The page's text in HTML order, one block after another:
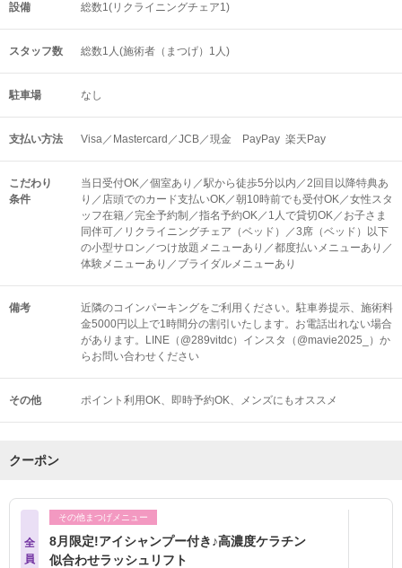
設備 総数1(リクライニングチェア1)
スタッフ数 総数1人(施術者（まつげ）1人)
駐車場 なし
支払い方法 Visa／Mastercard／JCB／現金 PayPay 楽天Pay
こだわり
条件
当日受付OK／個室あり／駅から徒歩5分以内／2回目以降特典あ
り／店頭でのカード支払いOK／朝10時前でも受付OK／女性スタ
ッフ在籍／完全予約制／指名予約OK／1人で貸切OK／お子さま
同伴可／リクライニングチェア（ベッド）／3席（ベッド）以下
の小型サロン／つけ放題メニューあり／都度払いメニューあり／
体験メニューあり／ブライダルメニューあり
備考
近隣のコインパーキングをご利用ください。駐車券提示、施術料
金5000円以上で1時間分の割引いたします。お電話出れない場合
があります。LINE（@289vitdc）インスタ（@mavie2025_）か
らお問い合わせください
その他 ポイント利用OK 即時予約OK メンズにもオススメ
クーポン
全
員
その他まつげメニュー
8月限定!アイシャンプー付き♪高濃度ケラチン
似合わせラッシュリフト